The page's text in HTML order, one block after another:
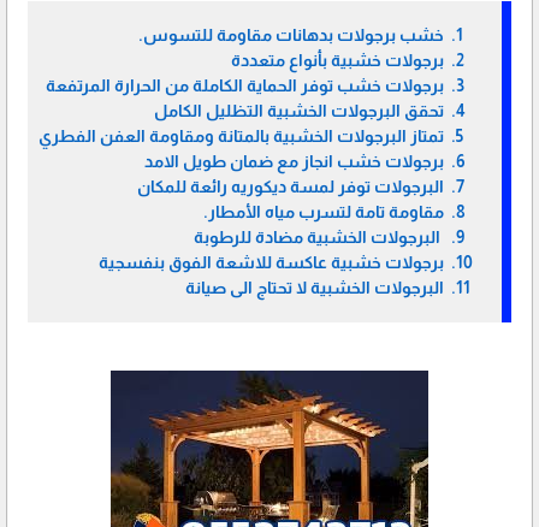
خشب برجولات بدهانات مقاومة للتسوس.
برجولات خشبية بأنواع متعددة
برجولات خشب توفر الحماية الكاملة من الحرارة المرتفعة
تحقق البرجولات الخشبية التظليل الكامل
تمتاز البرجولات الخشبية بالمتانة ومقاومة العفن الفطري
برجولات خشب انجاز مع ضمان طويل الامد
البرجولات توفر لمسة ديكوريه رائعة للمكان
مقاومة تامة لتسرب مياه الأمطار.
البرجولات الخشبية مضادة للرطوبة
برجولات خشبية عاكسة للاشعة الفوق بنفسجية
البرجولات الخشبية لا تحتاج الى صيانة